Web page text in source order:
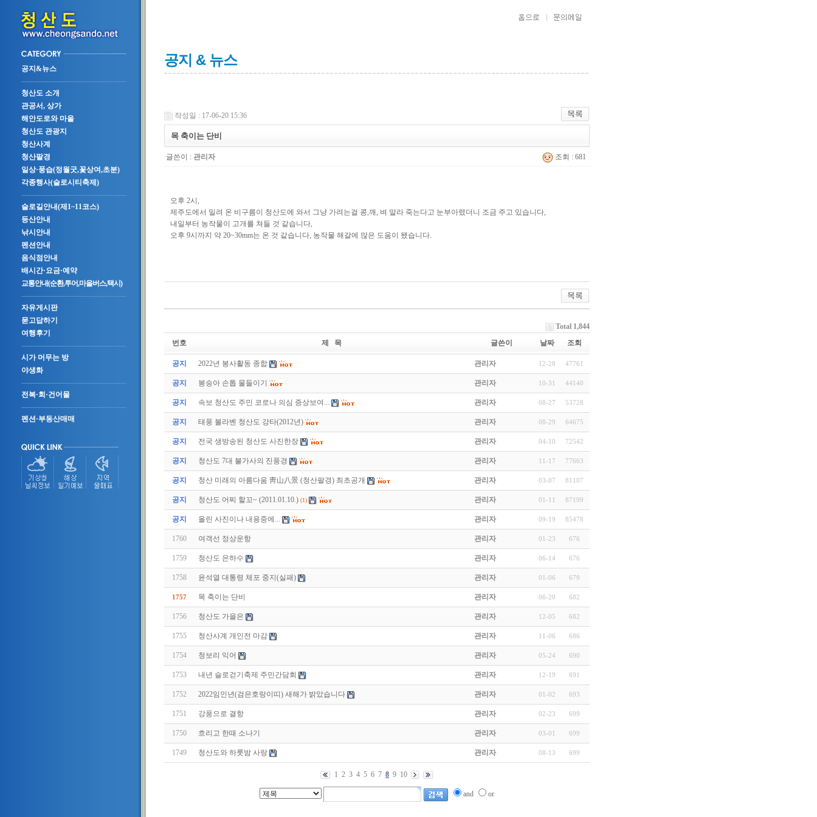
공지&뉴스
청산도 소개
관공서, 상가
해안도로와 마을
청산도 관광지
청산사계
청산팔경
일상·풍습(정월굿,꽃상여,초분)
각종행사(슬로시티축제)
슬로길안내(제1~11코스)
등산안내
낚시안내
펜션안내
음식점안내
배시간·요금·예약
교통안내(순환,투어,마을버스,택시)
자유게시판
묻고답하기
여행후기
시가 머무는 방
야생화
전복·회·건어물
펜션·부동산매매
공지 & 뉴스
작성일 : 17-06-20 15:36
목 축이는 단비
글쓴이 : 관리자 조회 : 681
오후 2시,
제주도에서 밀려 온 비구름이 청산도에 와서 그냥 가려는걸 콩,깨, 벼 말라 죽는다고 눈부아렸더니 조금 주고 있습니다,
내일부터 농작물이 고개를 쳐들 것 같습니다,
오후 9시까지 약 20~30mm는 온 것 같습니다, 농작물 해갈에 많은 도움이 됐습니다.
Total 1,844
번호
제 목 글쓴이 날짜 조회
공지 2022년 봉사활동 종합 관리자 12-28 47761
공지 봉숭아 손톱 물들이기 관리자 10-31 44140
공지 속보 청산도 주민 코로나 의심 증상보여... 관리자 08-27 53728
공지 태풍 볼라벤 청산도 강타(2012년) 관리자 08-29 64675
공지 전국 생방송된 청산도 사진한장 관리자 04-10 72542
공지 청산도 7대 불가사의 진풍경 관리자 11-17 77663
공지 청산 미래의 아름다움 靑山八景 (청산팔경) 최초공개 관리자 03-07 81107
공지 청산도 어찌 할꼬~ (2011.01.10.) (1) 관리자 01-11 87199
공지 올린 사진이나 내용중에... 관리자 09-19 85478
1760 여객선 정상운항 관리자 01-23 676
1759 청산도 은하수 관리자 06-14 676
1758 윤석열 대통령 체포 중지(실패) 관리자 01-06 679
1757 목 축이는 단비 관리자 06-20 682
1756 청산도 가을은 관리자 12-05 682
1755 청산사계 개인전 마감 관리자 11-06 686
1754 청보리 익어 관리자 05-24 690
1753 내년 슬로걷기축제 주민간담회 관리자 12-19 691
1752 2022임인년(검은호랑이띠) 새해가 밝았습니다 관리자 01-02 693
1751 강풍으로 결항 관리자 02-23 699
1750 흐리고 한때 소나기 관리자 03-01 699
1749 청산도와 하룻밤 사랑 관리자 08-13 699
1 2 3 4 5 6 7 8 9 10
and or